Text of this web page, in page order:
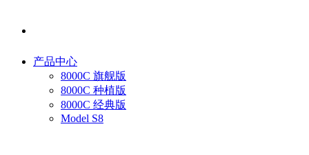
产品中心
8000C 旗舰版
8000C 种植版
8000C 经典版
Model S8